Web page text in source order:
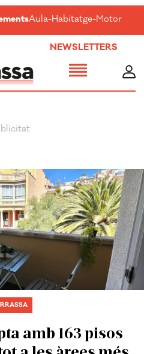
Aula-Habitatge-Motor-
NEWSLETTERS
amb 163 pisos